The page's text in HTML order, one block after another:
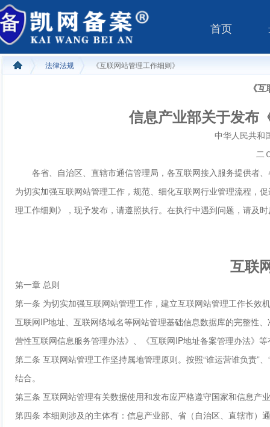
首页
法律法规 《互联网站管理工作细则》
《
信息产业部关于发布
中华人民共和
二
各省、自治区、直辖市通信管理局，各互联网接入服务提供者、
为切实加强互联网站管理工作，规范、细化互联网行业管理流程，
理工作细则》，现予发布，请遵照执行。在执行中遇到问题，请及
互联
第一章 总则
第一条 为切实加强互联网站管理工作，建立互联网站管理工作长
互联网IP地址、互联网络域名等网站管理基础信息数据库的完整性
营性互联网信息服务管理办法》、《互联网IP地址备案管理办法》
第二条 互联网站管理工作坚持属地管理原则。按照“谁运营谁负责”
结合。
第三条 互联网站管理有关数据使用和发布应严格遵守国家和信息产
第四条 本细则涉及的主体有：信息产业部、省（自治区、直辖市）